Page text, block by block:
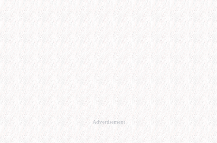
Advertisement